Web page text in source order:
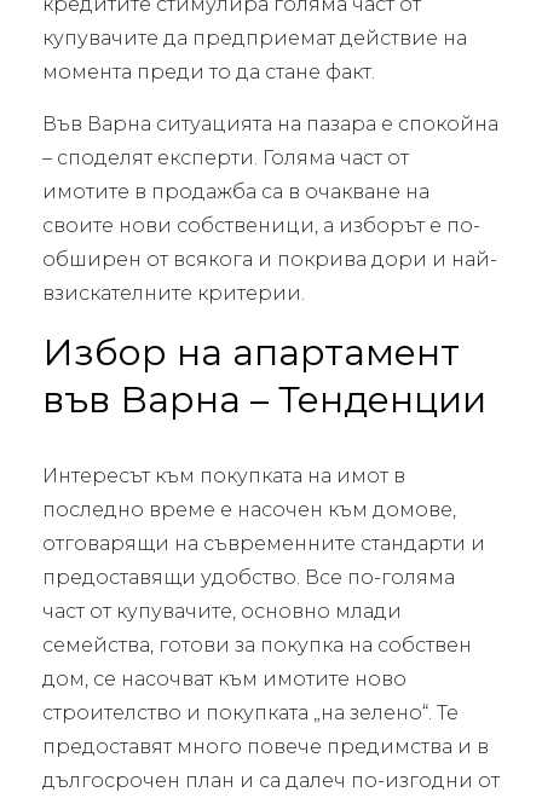
купувачите да предприемат действие на
момента преди то да стане факт.
Във Варна ситуацията на пазара е спокойна
– споделят експерти. Голяма част от
имотите в продажба са в очакване на
своите нови собственици, а изборът е по-
обширен от всякога и покрива дори и най-
взискателните критерии.
Избор на апартамент
във Варна – Тенденции
Интересът към покупката на имот в
последно време е насочен към домове,
отговарящи на съвременните стандарти и
предоставящи удобство. Все по-голяма
част от купувачите, основно млади
семейства, готови за покупка на собствен
дом, се насочват към имотите ново
строителство и покупката „на зелено“. Те
предоставят много повече предимства и в
дългосрочен план и са далеч по-изгодни от